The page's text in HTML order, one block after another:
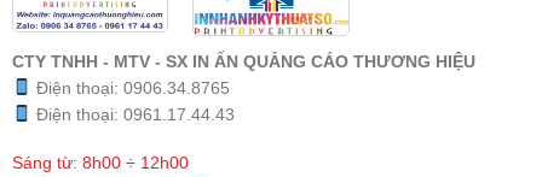
CTY TNHH - MTV - SX IN ẤN QUẢNG CÁO THƯƠNG HIỆU
Điện thoại: 0906.34.8765
Điện thoại: 0961.17.44.43
Sáng từ: 8h00 ÷ 12h00